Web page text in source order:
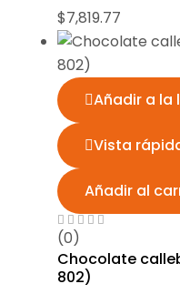
$7,819.77
Añadir a la
Vista
Añadir al
(0)
Chocolate
802)